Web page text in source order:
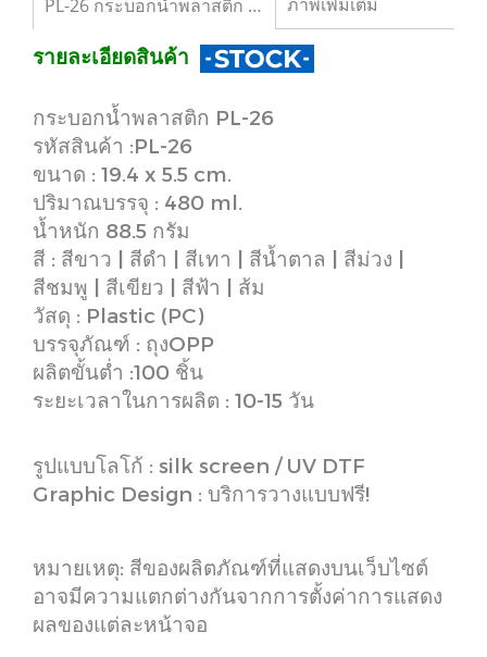
PL-26 กระบอกน้ำพลาสติก พรีเมี่ยม
รายละเอียดสินค้า
กระบอกน้ำพลาสติก PL-26
รหัสสินค้า :PL-26
ขนาด : 19.4 x 5.5 cm.
ปริมาณบรรจุ : 480 ml.
น้ำหนัก 88.5 กรัม
สี : สีขาว | สีดำ | สีเทา | สีน้ำตาล | สีม่วง |
สีชมพู | สีเขียว | สีฟ้า | ส้ม
วัสดุ : Plastic (PC)
บรรจุภัณฑ์ : ถุงOPP
ผลิตขั้นต่ำ :100 ชิ้น
ระยะเวลาในการผลิต : 10-15 วัน
รูปแบบโลโก้ : silk screen / UV DTF
Graphic Design : บริการวางแบบฟรี!
หมายเหตุ: สีของผลิตภัณฑ์ที่แสดงบนเว็บไซต์
อาจมีความแตกต่างกันจากการตั้งค่าการแสดง
ผลของแต่ละหน้าจอ